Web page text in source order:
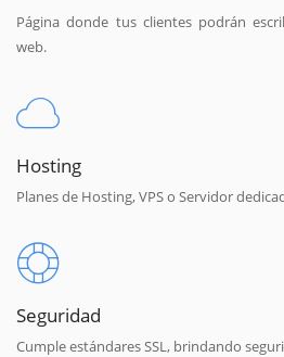
Página donde tus clientes podrán
web.
Hosting
Planes de Hosting, VPS o Servidor
Seguridad
Cumple estándares SSL, brindando